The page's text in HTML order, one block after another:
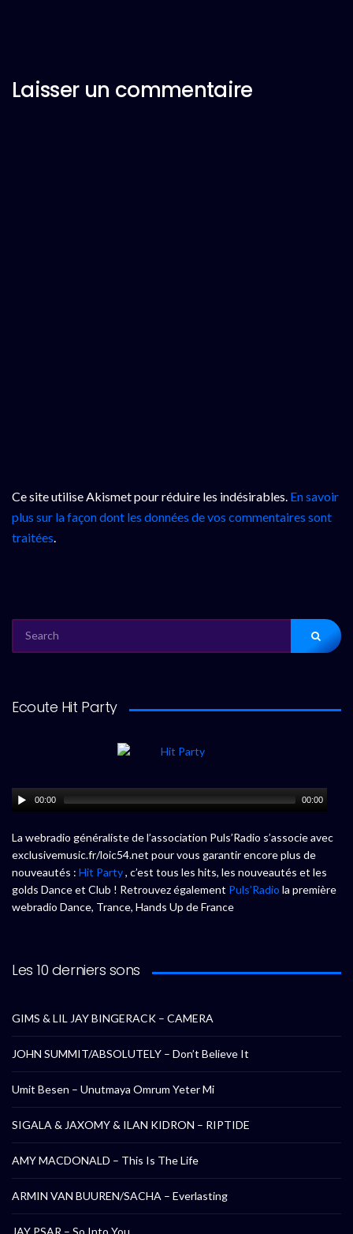
Laisser un commentaire
Ce site utilise Akismet pour réduire les indésirables. En savoir
plus sur la façon dont les données de vos commentaires sont
traitées.
FOR:
Ecoute Hit Party
00:00 00:00
La webradio généraliste de l’association Puls’Radio s’associe avec
exclusivemusic.fr/loic54.net pour vous garantir encore plus de
nouveautés : Hit Party, c’est tous les hits, les nouveautés et les
golds Dance et Club ! Retrouvez également Puls’Radio la première
webradio Dance, Trance, Hands Up de France
Les 10 derniers sons
GIMS & LIL JAY BINGERACK – CAMERA
JOHN SUMMIT/ABSOLUTELY – Don’t Believe It
Umit Besen – Unutmaya Omrum Yeter Mi
SIGALA & JAXOMY & ILAN KIDRON – RIPTIDE
AMY MACDONALD – This Is The Life
ARMIN VAN BUUREN/SACHA – Everlasting